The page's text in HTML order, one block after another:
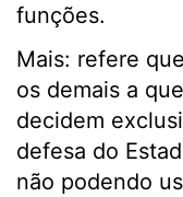
funções.
Mais: refere
os demais a
decidem
defesa do
não podendo